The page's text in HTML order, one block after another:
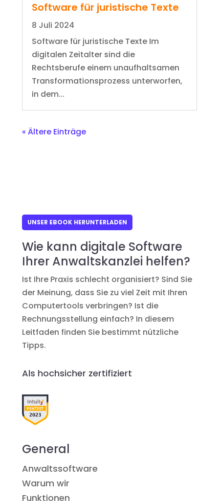
Software für juristische Texte
8 Juli 2024
Software für juristische Texte Im
digitalen Zeitalter sind die
Rechtsberufe einem unaufhaltsamen
Transformationsprozess unterworfen,
in dem...
« Ältere Einträge
UNSER EBOOK HERUNTERLADEN
Wie kann digitale Software
Ihrer Anwaltskanzlei helfen?
Ist Ihre Praxis schlecht organisiert? Sind Sie
der Meinung, dass Sie zu viel Zeit mit Ihren
Computertools verbringen? Ist die
Rechnungsstellung einfach? In diesem
Leitfaden finden Sie bestimmt nützliche
Tipps.
Als hochsicher zertifiziert
General
Anwaltssoftware
Warum wir
Funktionen